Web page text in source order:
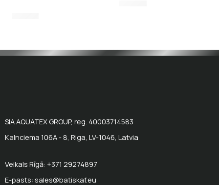
SIA AQUATEX GROUP, reg. 40003714583
Kalnciema 106A - 8, Riga, LV-1046, Latvia
Veikals Rīgā: +371 29274897
E-pasts: sales@batiskaf.eu